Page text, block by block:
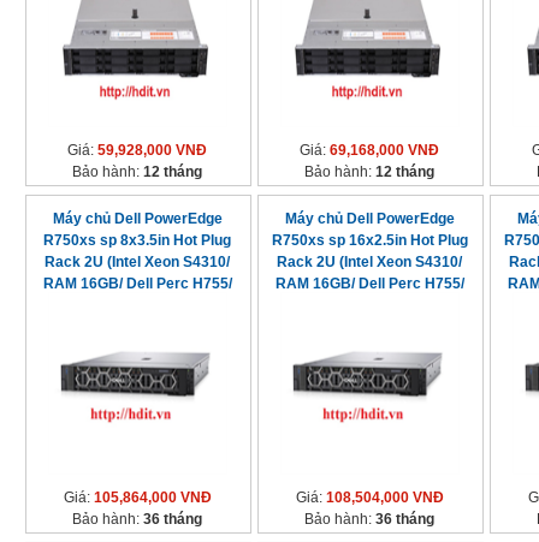
Giá:59,928,000 VNĐ
Bảo hành:12 tháng
Giá:69,168,000 VNĐ
Bảo hành:12 tháng
Máy chủ Dell PowerEdge
R750xs sp 8x3.5in Hot Plug
Rack 2U (Intel Xeon S4310/
RAM 16GB/ Dell Perc H755/
Giá: 105,864,000 VNĐ
Bảo hành:36 tháng
Máy chủ Dell PowerEdge
R750xs sp 16x2.5in Hot Plug
Rack 2U (Intel Xeon S4310/
RAM 16GB/ Dell Perc H755/
Giá: 108,504,000 VNĐ
Bảo hành:36 tháng